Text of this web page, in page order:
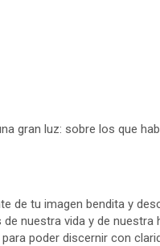
gran luz: sobre los que
de tu imagen bendita y
nuestra vida y de nuestra
poder discernir con